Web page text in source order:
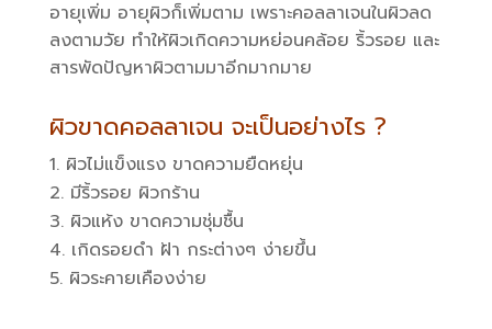
อายุเพิ่ม อายุผิวก็เพิ่มตาม เพราะคอลลาเจนในผิวลด
ลงตามวัย ทำให้ผิวเกิดความหย่อนคล้อย ริ้วรอย และ
สารพัดปัญหาผิวตามมาอีกมากมาย
ผิวขาดคอลลาเจน จะเป็นอย่างไร ?
ผิวไม่แข็งแรง ขาดความยืดหยุ่น
มีริ้วรอย ผิวกร้าน
ผิวแห้ง ขาดความชุ่มชื้น
เกิดรอยดำ ฝ้า กระต่างๆ ง่ายขึ้น
ผิวระคายเคืองง่าย